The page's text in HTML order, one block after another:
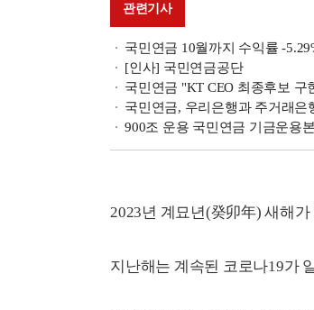
관련기사
국민연금 10월까지 수익률 -
[인사] 국민연금공단
국민연금 "KT CEO 최종후보
국민연금, 우리은행과 주거래은
900조 운용 국민연금 기금운용
2023년 계묘년(癸卯年) 새해
지난해는 계속된 코로나19가